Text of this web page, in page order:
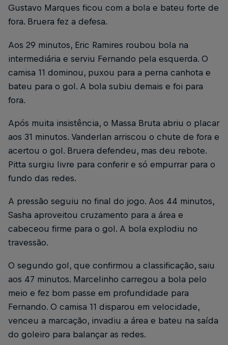
Gustavo Marques ficou com a bola e bateu forte de
fora. Bruera fez a defesa.
Aos 29 minutos, Eric Ramires roubou bola na
intermediária e serviu Fernando pela esquerda. O
camisa 11 dominou, puxou para a perna canhota e
bateu para o gol. A bola subiu demais e foi para
fora.
Após muita insistência, o Massa Bruta abriu o placar
aos 31 minutos. Vanderlan arriscou o chute de fora e
acertou o gol. Bruera defendeu, mas deu rebote.
Pitta surgiu livre para conferir e só empurrar para o
fundo das redes.
A pressão seguiu no final do jogo. Aos 44 minutos,
Sasha aproveitou cruzamento para a área e
cabeceou firme para o gol. A bola explodiu no
travessão.
O segundo gol, que confirmou a classificação, saiu
aos 47 minutos. Marcelinho carregou a bola pelo
meio e fez bom passe em profundidade para
Fernando. O camisa 11 disparou em velocidade,
venceu a marcação, invadiu a área e bateu na saída
do goleiro para balançar as redes.